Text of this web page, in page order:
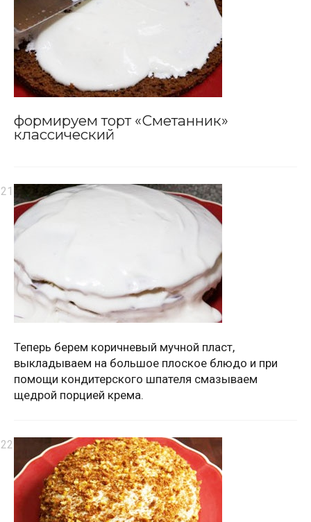
формируем торт «Сметанник»
классический
Теперь берем коричневый мучной пласт,
выкладываем на большое плоское блюдо и при
помощи кондитерского шпателя смазываем
щедрой порцией крема.